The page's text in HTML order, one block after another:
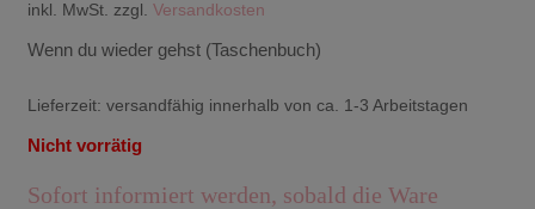
inkl. MwSt. zzgl. Versandkosten
Wenn du wieder gehst (Taschenbuch)
Lieferzeit: versandfähig innerhalb von ca. 1-3 Arbeitstagen
Nicht vorrätig
Sofort informiert werden, sobald die Ware